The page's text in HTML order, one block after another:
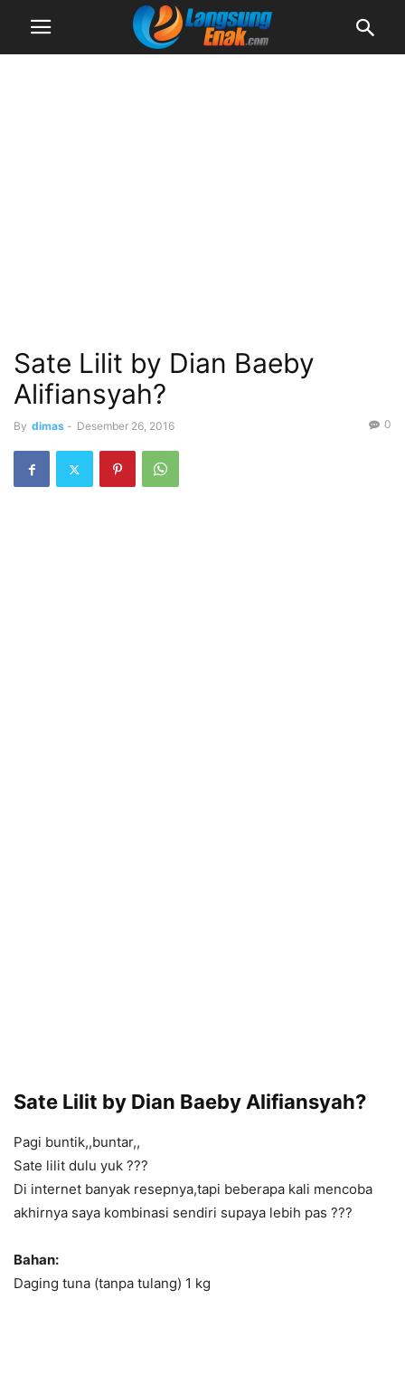
Sate Lilit by Dian Baeby
Alifiansyah?
By dimas - Desember 26, 2016 0
Sate Lilit by Dian Baeby Alifiansyah?
Pagi buntik,,buntar,,
Sate lilit dulu yuk ???
Di internet banyak resepnya,tapi beberapa kali mencoba
akhirnya saya kombinasi sendiri supaya lebih pas ???
Bahan:
Daging tuna (tanpa tulang) 1 kg